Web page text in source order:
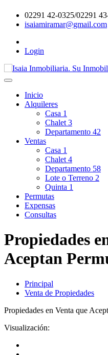
02291 42-0325/02291
isaiamiramar@gmail.com
Login
Inicio
Alquileres
Casa 1
Chalet 3
Departamento 42
Ventas
Casa 1
Chalet 4
Departamento 58
Lote o Terreno 2
Quinta 1
Permutas
Expensas
Consultas
Propiedades
Aceptan
Principal
Venta de Propiedades
Propiedades en Venta que
Visualización: